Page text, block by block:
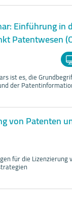
Einführung in
Patentwesen
ist es, die
der
von Patenten
für die